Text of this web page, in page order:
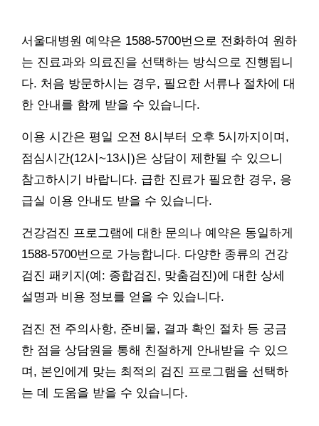
서울대병원 예약은 1588-5700번으로 전화하여 원하
는 진료과와 의료진을 선택하는 방식으로 진행됩니
다. 처음 방문하시는 경우, 필요한 서류나 절차에 대
한 안내를 함께 받을 수 있습니다.
이용 시간은 평일 오전 8시부터 오후 5시까지이며,
점심시간(12시~13시)은 상담이 제한될 수 있으니
참고하시기 바랍니다. 급한 진료가 필요한 경우, 응
급실 이용 안내도 받을 수 있습니다.
건강검진 프로그램에 대한 문의나 예약은 동일하게
1588-5700번으로 가능합니다. 다양한 종류의 건강
검진 패키지(예: 종합검진, 맞춤검진)에 대한 상세
설명과 비용 정보를 얻을 수 있습니다.
검진 전 주의사항, 준비물, 결과 확인 절차 등 궁금
한 점을 상담원을 통해 친절하게 안내받을 수 있으
며, 본인에게 맞는 최적의 검진 프로그램을 선택하
는 데 도움을 받을 수 있습니다.